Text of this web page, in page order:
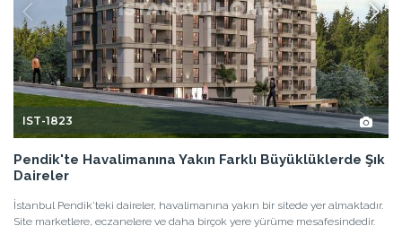
IST-1823
Pendik'te Havalimanına Yakın Farklı Büyüklüklerde Şık
Daireler
İstanbul Pendik'teki daireler, havalimanına yakın bir sitede yer almaktadır.
Site marketlere, eczanelere ve daha birçok yere yürüme mesafesindedir.